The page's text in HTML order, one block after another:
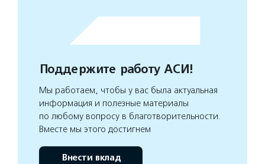
Поддержите работу АСИ!
Мы работаем, чтобы у вас была актуальная
информация и полезные материалы
по любому вопросу в благотворительности.
Вместе мы этого достигнем
Внести вклад